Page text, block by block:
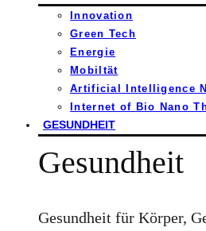
Innovation
Green Tech
Energie
Mobiltät
Artificial Intelligence
Internet of Bio Nano
GESUNDHEIT
Gesundheit
Gesundheit für Körper,